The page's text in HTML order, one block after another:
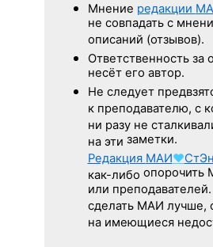
Мнение редакции
не совпадать с
описаний (отзывов).
Ответственность за
несёт его автор.
Не следует
к преподавателю, с
ни разу не
на эти заметки.
Редакция МАИ♥СтЭн
как-либо опорочить
или
сделать МАИ лучше,
на имеющиеся